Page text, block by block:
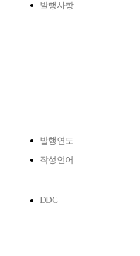
발행사항
발행연도
작성언어
DDC